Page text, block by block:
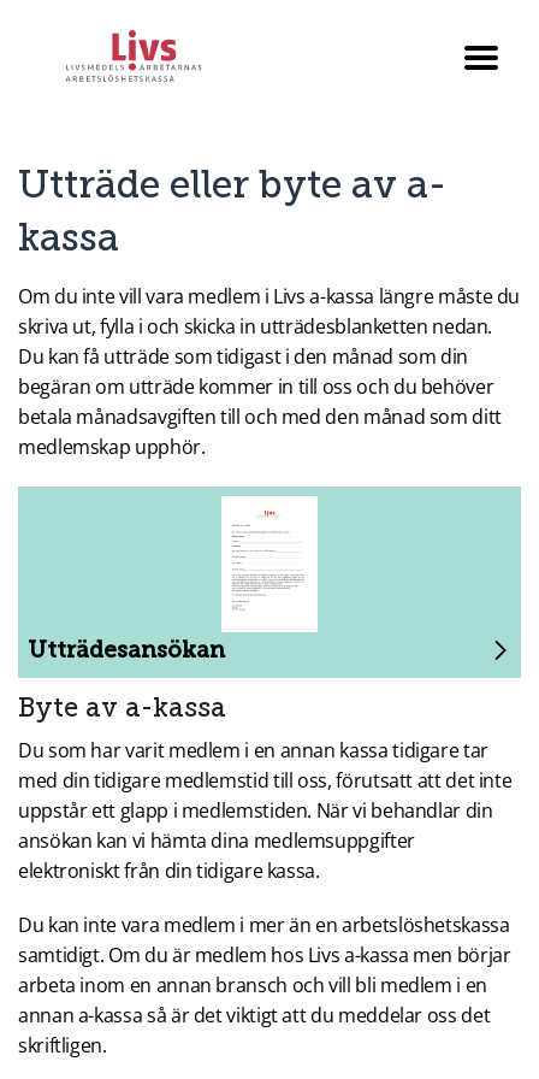
Utträde eller byte av a-
kassa
Om du inte vill vara medlem i Livs a-kassa längre måste du
skriva ut, fylla i och skicka in utträdesblanketten nedan.
Du kan få utträde som tidigast i den månad som din
begäran om utträde kommer in till oss och du behöver
betala månadsavgiften till och med den månad som ditt
medlemskap upphör.
Utträdesansökan
Öppnas
i
ny
flik
Byte av a-kassa
Du som har varit medlem i en annan kassa tidigare tar
med din tidigare medlemstid till oss, förutsatt att det inte
uppstår ett glapp i medlemstiden. När vi behandlar din
ansökan kan vi hämta dina medlemsuppgifter
elektroniskt från din tidigare kassa.
Du kan inte vara medlem i mer än en arbetslöshetskassa
samtidigt. Om du är medlem hos Livs a-kassa men börjar
arbeta inom en annan bransch och vill bli medlem i en
annan a-kassa så är det viktigt att du meddelar oss det
skriftligen.